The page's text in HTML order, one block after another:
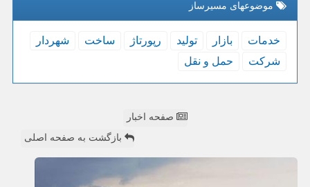
موضوعهای مسیرساز
خدمات بازار تولید رپورتاژ ساخت
شهردار
شركت
حمل و نقل
صفحه اخبار
بازگشت به صفحه اصلی